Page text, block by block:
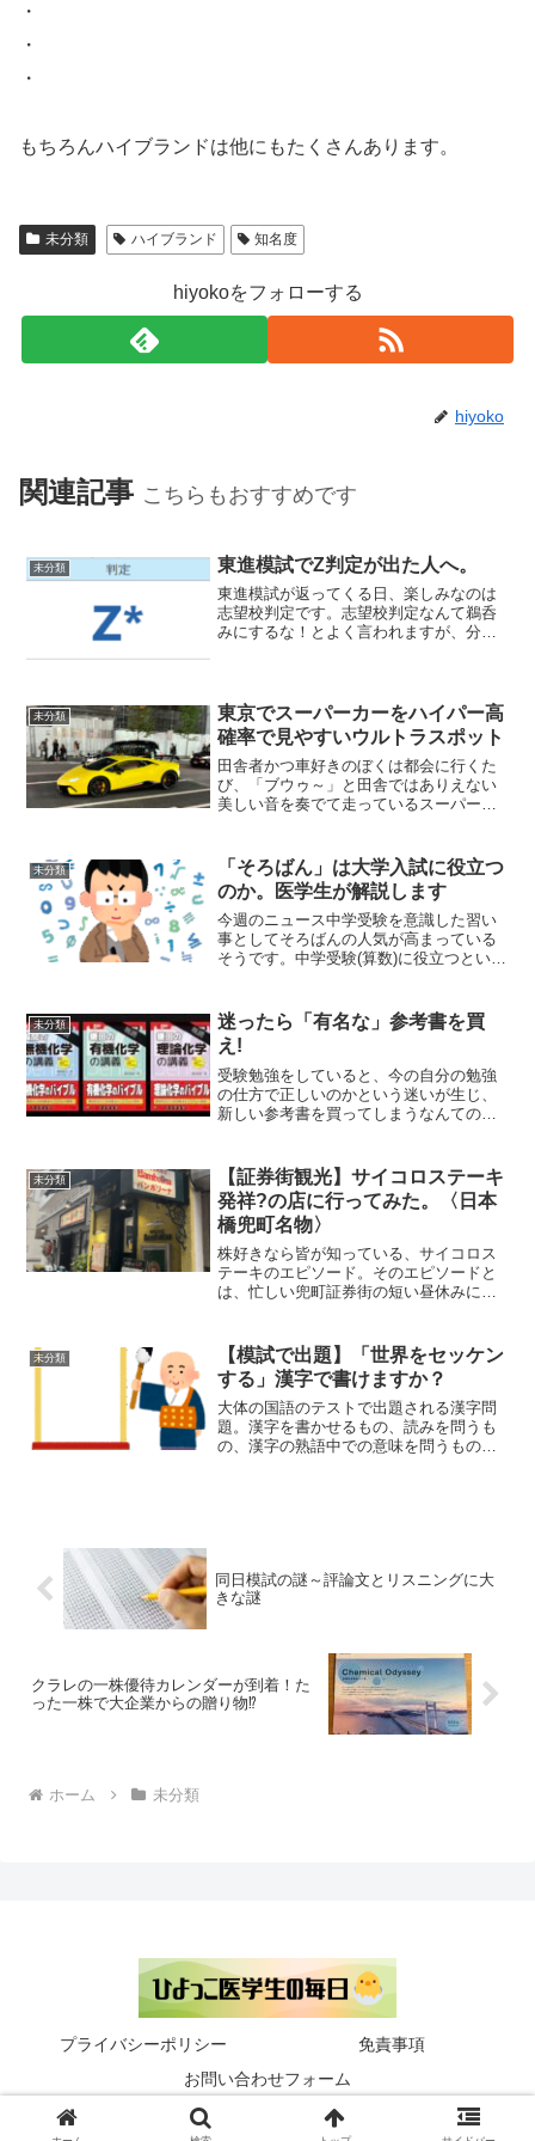
・
・
・
もちろんハイブランドは他にもたくさんあります。
未分類 ハイブランド 知名度
hiyokoをフォローする
hiyoko
関連記事 こちらもおすすめです
未分類 東進模試でZ判定が出た人へ。
東進模試が返ってくる日、楽しみなのは
志望校判定です。志望校判定なんて鵜呑
みにするな！とよく言われますが、分か
かいふつう判定は良い順...
未分類
東京でスーパーカーをハイパー高
確率で見やすいウルトラスポット
田舎者かつ車好きのぼくは都会に行くた
び、「ブウゥ～」と田舎ではありえない
美しい音を奏でて走っているスーパーカ
スーパーカーが多い東京ですが、今回は
都内で特にスーパーカーに...
未分類
「そろばん」は大学入試に役立つ
のか。医学生が解説します
今週のニュース中学受験を意識した習い
事としてそろばんの人気が高まっている
そうです。中学受験(算数)に役立つという
ていきます。算数と受験数学の違い大学
数学に対してそろばん...
未分類
迷ったら「有名な」参考書を買
え!
受験勉強をしていると、今の自分の勉強
の仕方で正しいのかという迷いが生じ、
新しい参考書を買ってしまうなんてのは
れていたりして、不安になり買ってしま
います。そもそも、「おす...
未分類
【証券街観光】サイコロステーキ
発祥?の店に行ってみた。〈日本
橋兜町名物〉
株好きなら皆が知っている、サイコロス
テーキのエピソード。そのエピソードと
は、忙しい兜町証券街の短い昼休みにス
したのがサイコロステーキの始まり、と
いうものです。その発祥の...
未分類
【模試で出題】「世界をセッケン
する」漢字で書けますか？
大体の国語のテストで出題される漢字問
題。漢字を書かせるもの、読みを問うも
の、漢字の熟語中での意味を問うものな
同日模試の謎～評論文とリスニングに大
きな謎
クラレの一株優待カレンダーが到着！た
った一株で大企業からの贈り物⁉
ホーム 未分類
プライバシーポリシー
免責事項
お問い合わせフォーム
© 2023-2026 ひよっこ医学生の毎日.